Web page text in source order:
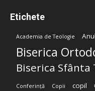
Etichete
Academia de Teologie
Biserica
Biserica Sfânta
Conferință Copii copil